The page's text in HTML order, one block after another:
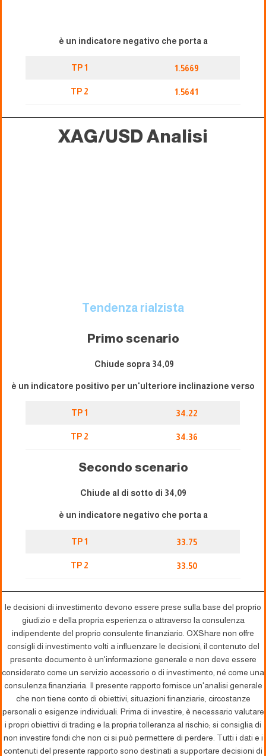
è un indicatore negativo che porta a
TP 1 1.5669
TP 2 1.5641
XAG/USDAnalisi
Tendenza rialzista
Primo scenario
Chiude sopra 34,09
è un indicatore positivo per un'ulteriore inclinazione verso
TP 1 34.22
TP 2 34.36
Secondo scenario
Chiude al di sotto di 34,09
è un indicatore negativo che porta a
TP 1 33.75
TP 2 33.50
le decisioni di investimento devono essere prese sulla base del proprio
giudizio e della propria esperienza o attraverso la consulenza
indipendente del proprio consulente finanziario. OXShare non offre
consigli di investimento volti a influenzare le decisioni; il contenuto del
presente documento è un'informazione generale e non deve essere
considerato come un servizio accessorio o di investimento, né come una
consulenza finanziaria. Il presente rapporto fornisce un'analisi generale
che non tiene conto di obiettivi, situazioni finanziarie, circostanze
personali o esigenze individuali. Prima di investire, è necessario valutare
i propri obiettivi di trading e la propria tolleranza al rischio; si consiglia di
non investire fondi che non ci si può permettere di perdere. Tutti i dati e i
contenuti del presente rapporto sono destinati a supportare decisioni di